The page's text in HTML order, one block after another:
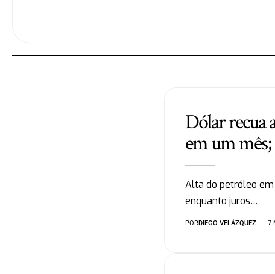
Dólar recua
em um
Alta do petróleo em
enquanto juros…
PORDIEGO VELÁZQUEZ 7